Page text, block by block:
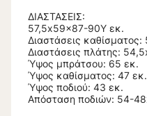
ΔΙΑΣΤΑΣΕΙΣ:
57,5x59x87-90Υ εκ.
Διαστάσεις
Διαστάσεις πλάτης:
Ύψος μπράτσου: 65 εκ.
Ύψος καθίσματος: 47 εκ.
Ύψος πoδιού: 43 εκ.
Απόσταση ποδιών: 54-